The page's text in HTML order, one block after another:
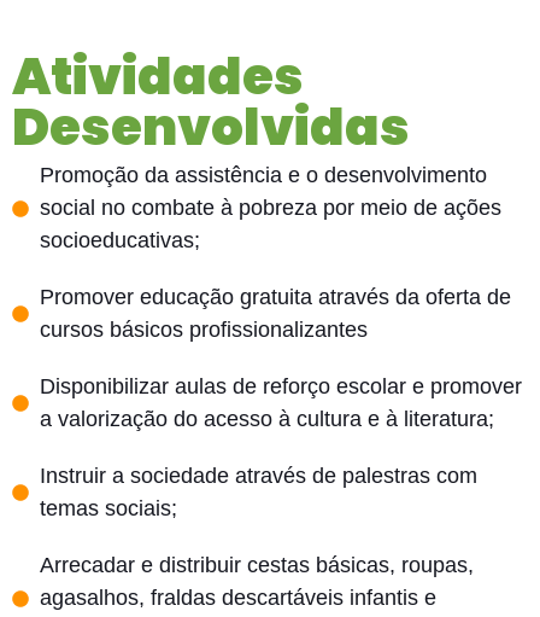
Atividades
Desenvolvidas
Promoção da assistência e o desenvolvimento
social no combate à pobreza por meio de ações
socioeducativas;
Promover educação gratuita através da oferta de
cursos básicos profissionalizantes
Disponibilizar aulas de reforço escolar e promover
a valorização do acesso à cultura e à literatura;
Instruir a sociedade através de palestras com
temas sociais;
Arrecadar e distribuir cestas básicas, roupas,
agasalhos, fraldas descartáveis infantis e